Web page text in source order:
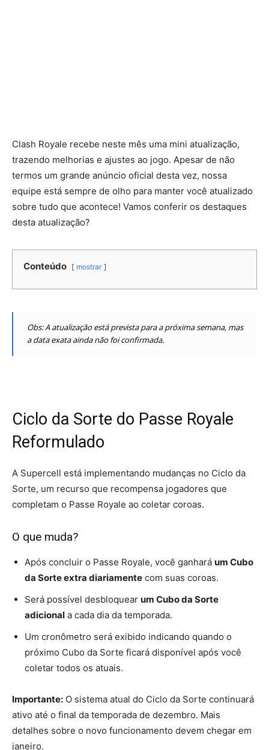
Clash Royale recebe neste mês uma mini atualização,
trazendo melhorias e ajustes ao jogo. Apesar de não
termos um grande anúncio oficial desta vez, nossa
equipe está sempre de olho para manter você atualizado
sobre tudo que acontece! Vamos conferir os destaques
desta atualização?
Conteúdo mostrar
Obs: A atualização está prevista para a próxima semana, mas
a data exata ainda não foi confirmada.
Ciclo da Sorte do Passe Royale
Reformulado
A Supercell está implementando mudanças no Ciclo da
Sorte, um recurso que recompensa jogadores que
completam o Passe Royale ao coletar coroas.
O que muda?
Após concluir o Passe Royale, você ganhará um Cubo
da Sorte extra diariamente com suas coroas.
Será possível desbloquear um Cubo da Sorte
adicional a cada dia da temporada.
Um cronômetro será exibido indicando quando o
próximo Cubo da Sorte ficará disponível após você
coletar todos os atuais.
Importante: O sistema atual do Ciclo da Sorte continuará
ativo até o final da temporada de dezembro. Mais
detalhes sobre o novo funcionamento devem chegar em
janeiro.